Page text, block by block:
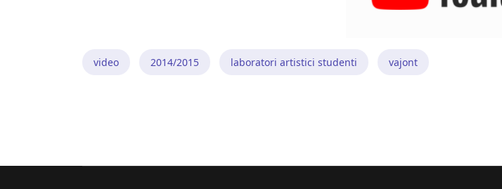
video 2014/2015 laboratori artistici studenti vajont